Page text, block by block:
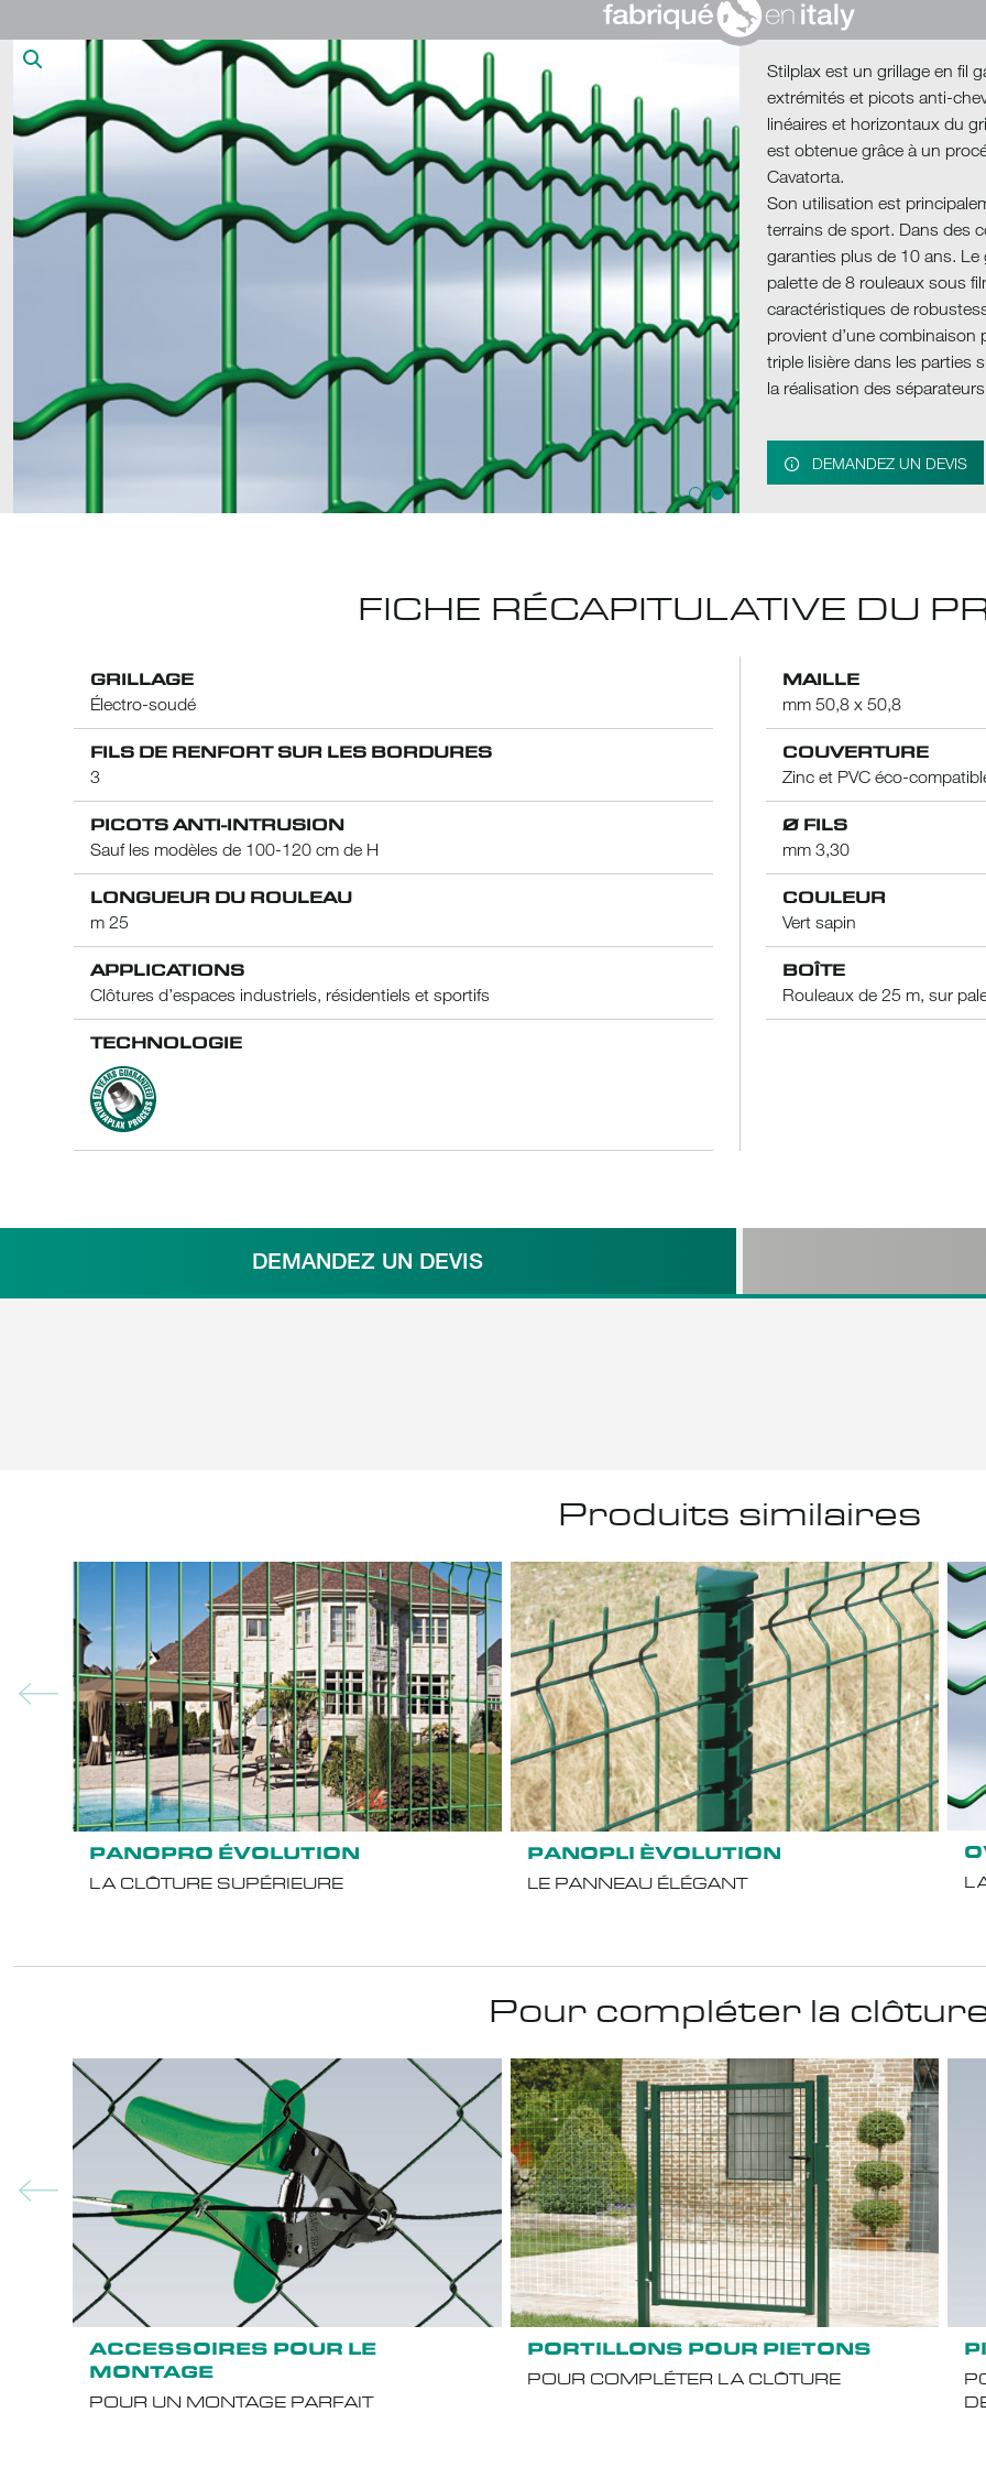
in
Italy
Stilplax est un grillage en fil
extrémités et picots anti-
linéaires et horizontaux du
est obtenue grâce à un
Cavatorta.
Son utilisation est
terrains de sport. Dans des
garanties plus de 10 ans.
palette de 8 rouleaux sous
caractéristiques de
provient d’une combinaison
triple lisière dans les parties
la réalisation des
DEMANDEZ UN DEVIS
FICHE RÉCAPITULATIVE DU
GRILLAGE
Électro-soudé
MAILLE
mm 50,8 x 50,8
FILS DE RENFORT SUR LES BORDURES
3
COUVERTURE
Zinc et PVC éco-
PICOTS ANTI-INTRUSION
Sauf les modèles de 100-120 cm de H
Ø FILS
mm 3,30
LONGUEUR DU ROULEAU
m 25
COULEUR
Vert sapin
APPLICATIONS
Clôtures d’espaces industriels, résidentiels et sportifs
BOÎTE
Rouleaux de 25 m, sur
TECHNOLOGIE
DEMANDEZ UN DEVIS
Produits similaires
PANOPRO ÉVOLUTION
LA CLÔTURE SUPÉRIEURE
PANOPLI ÈVOLUTION
LE PANNEAU ÉLÉGANT
Pour compléter la
ACCESSOIRES POUR LE
MONTAGE
POUR UN MONTAGE PARFAIT
PORTILLONS POUR PIETONS
POUR COMPLÉTER LA CLÔTURE